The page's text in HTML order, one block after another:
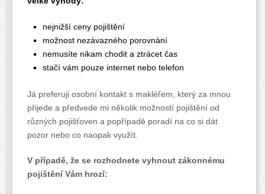
nejnižší ceny pojištění
možnost nezávazného porovnání
nemusíte nikam chodit a ztrácet čas
stačí vám pouze internet nebo telefon
Já preferuji osobní kontakt s makléřem, který za mnou
přijede a předvede mi několik možností pojištění od
různých pojišťoven a popřípadě poradí na co si dát
pozor nebo co naopak využít.
V případě, že se rozhodnete vyhnout zákonnému
pojištění Vám hrozí: